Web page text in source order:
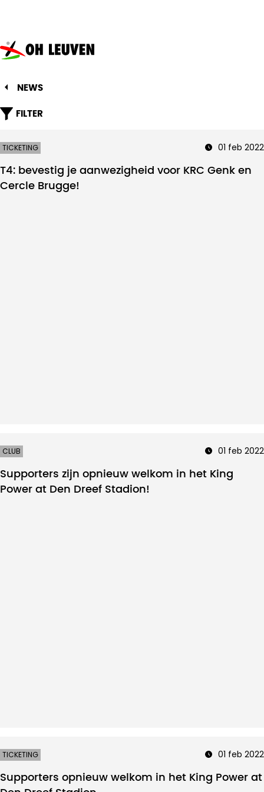
Oud-
Heverlee
Leuven
NEWS
FILTER
TICKETING 01 feb 2022
T4: bevestig je aanwezigheid voor KRC Genk en
Cercle Brugge!
CLUB 01 feb 2022
Supporters zijn opnieuw welkom in het King
Power at Den Dreef Stadion!
TICKETING 01 feb 2022
Supporters opnieuw welkom in het King Power at